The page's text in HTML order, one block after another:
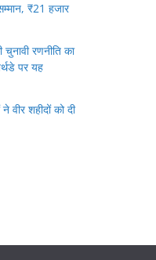
₹21 हजार
रणनीति का
पर यह
वीर शहीदों को दी